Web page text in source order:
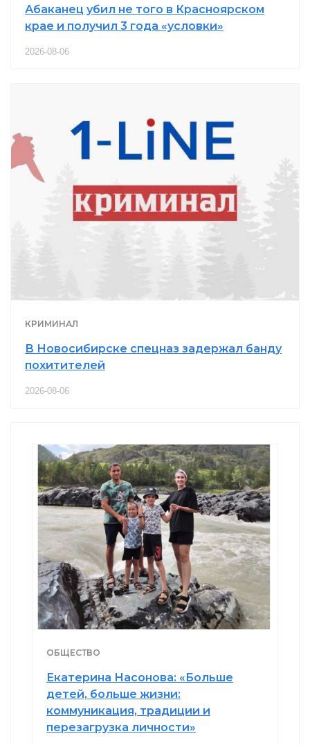
Абаканец убил не того в Красноярском
крае и получил 3 года «условки»
2026-08-06
КРИМИНАЛ
В Новосибирске спецназ задержал банду
похитителей
2026-08-06
ОБЩЕСТВО
Екатерина Насонова: «Больше
детей, больше жизни:
коммуникация, традиции и
перезагрузка личности»